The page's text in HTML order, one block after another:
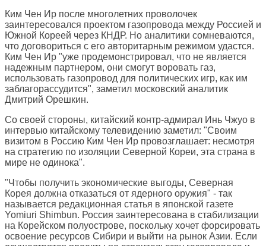
Ким Чен Ир после многолетних проволочек
заинтересовался проектом газопровода между Россией и
Южной Кореей через КНДР. Но аналитики сомневаются,
что договориться с его авторитарным режимом удастся.
Ким Чен Ир "уже продемонстрировал, что не является
надежным партнером, они смогут воровать газ,
использовать газопровод для политических игр, как им
заблагорассудится", заметил московский аналитик
Дмитрий Орешкин.
Со своей стороны, китайский контр-адмирал Инь Чжуо в
интервью китайскому телевидению заметил: "Своим
визитом в Россию Ким Чен Ир провозглашает: несмотря
на стратегию по изоляции Северной Кореи, эта страна в
мире не одинока".
"Чтобы получить экономические выгоды, Северная
Корея должна отказаться от ядерного оружия" - так
называется редакционная статья в японской газете
Yomiuri Shimbun. Россия заинтересована в стабилизации
на Корейском полуострове, поскольку хочет форсировать
освоение ресурсов Сибири и выйти на рынок Азии. Если